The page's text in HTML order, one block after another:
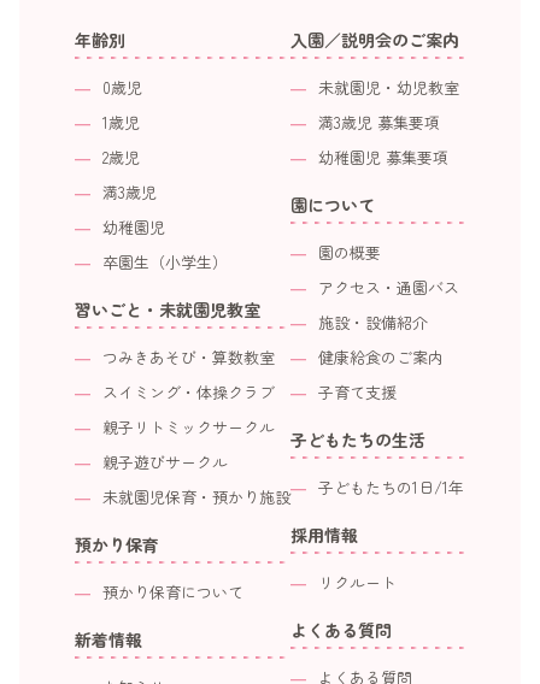
年齢別
0歳児
1歳児
2歳児
満3歳児
幼稚園児
卒園生（小学生）
習いごと・未就園児教室
つみきあそび・算数教室
スイミング・体操クラブ
親子リトミックサークル
親子遊びサークル
未就園児保育・預かり施設
預かり保育
預かり保育について
新着情報
入園／説明会のご案内
未就園児・幼児教室
満3歳児 募集要項
幼稚園児 募集要項
園について
園の概要
アクセス・通園バス
施設・設備紹介
健康給食のご案内
子育て支援
子どもたちの生活
子どもたちの1日/1年
採用情報
リクルート
よくある質問
よくある質問